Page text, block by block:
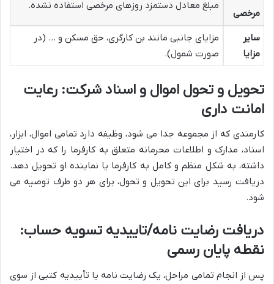
مرخصی
مبلغ معادل دستمزد روزهای مرخصی استفاده نشده.
سایر
مزایا
مزایای جانبی مانند بن کارگری، حق مسکن و … (در
صورت شمول).
تحویل و تحول اموال و اسناد شرکت: رعایت
امانت داری
کارمندی که از مجموعه جدا می شود، وظیفه دارد تمامی اموال، ابزار،
اسناد، مدارک و اطلاعات محرمانه متعلق به کارفرما را که در اختیار
داشته، به شکل منظم و کامل به کارفرما یا نماینده او تحویل دهد.
دریافت رسید برای این تحویل و تحول، برای هر دو طرف توصیه می
شود.
دریافت رضایت نامه/تاییدیه تسویه حساب:
نقطه پایان رسمی
پس از انجام تمامی مراحل، یک رضایت نامه یا تأییدیه کتبی از سوی